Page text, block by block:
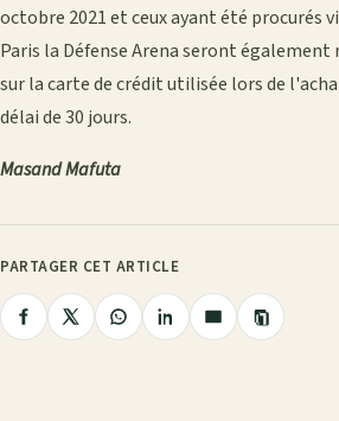
octobre 2021 et ceux ayant été procurés
Paris la Défense Arena seront également
sur la carte de crédit utilisée lors de
délai de 30 jours.
Masand Mafuta
PARTAGER CET ARTICLE
PartagerPartagerPartagerPartagerPartager
Copier
le